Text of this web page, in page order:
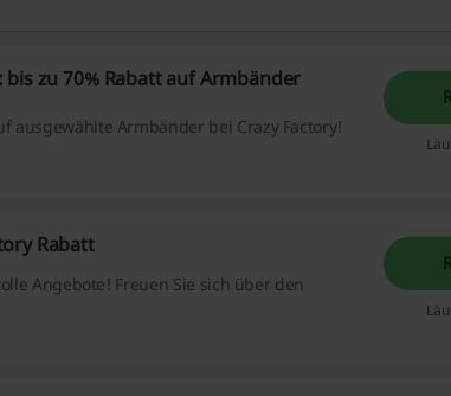
bis zu 70% Rabatt auf Armbänder
ausgewählte Armbänder bei Crazy Factory!
Rabatt
Angebote! Freuen Sie sich über den